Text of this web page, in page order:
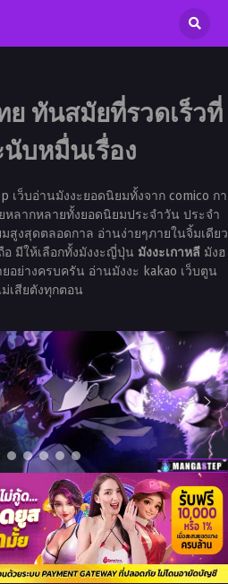
ย ทันสมัยที่รวดเร็วที่
บหมื่นเรื่อง
เว็บอ่านมังงะยอดนิยมทั้งจาก comico กา
หลากหลายทั้งยอดนิยมประจำวัน ประจำ
สูงสุดตลอดกาล อ่านง่ายๆภายในจิ้มเดียว
มีให้เลือกทั้งมังงะญี่ปุ่น มังงะเกาหลีมังฮ
อย่างครบครัน อ่านมังงะ kakao เว็บตูน
เสียตังทุกตอน